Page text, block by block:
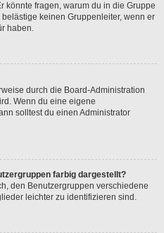
könnte fragen, warum du in die Gruppe
keinen Gruppenleiter, wenn er
haben.
durch die Board-Administration
Wenn du eine eigene
solltest du einen Administrator
farbig dargestellt?
den Benutzergruppen verschiedene
leichter zu identifizieren sind.